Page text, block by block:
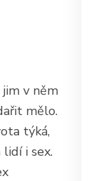
jim v něm
mělo.
týká,
i sex.